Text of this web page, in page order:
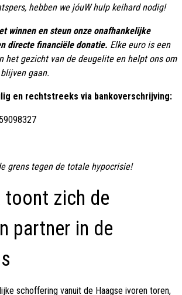
hebben we jóuW hulp keihard nodig!
winnen en steun onze onafhankelijke
directe financiële donatie. Elke euro is een
het gezicht van de deugelite en helpt ons om
gaan.
en rechtstreeks via bankoverschrijving:
grens tegen de totale hypocrisie!
toont zich de
partner in de
schoffering vanuit de Haagse ivoren toren,